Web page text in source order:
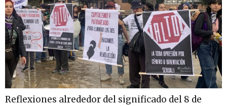
Reflexiones alrededor del significado del 8 de